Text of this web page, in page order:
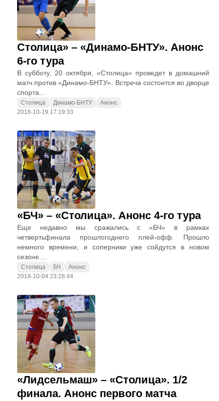
Столица» – «Динамо-БНТУ». Анонс
6-го тура
В субботу, 20 октября, «Столица» проведет в домашний
матч против «Динамо-БНТУ». Встреча состоится во дворце
спорта...
Столица Динамо-БНТУ
Анонс
2018-10-19 17:19:33
«БЧ» – «Столица». Анонс 4-го тура
Еще недавно мы сражались с «БЧ» в рамках
четвертьфинала прошлогоднего плей-офф. Прошло
немного времени, и соперники уже сойдутся в новом
сезоне....
Столица БЧ
Анонс
2018-10-04 23:28:44
«Лидсельмаш» – «Столица». 1/2
финала. Анонс первого матча